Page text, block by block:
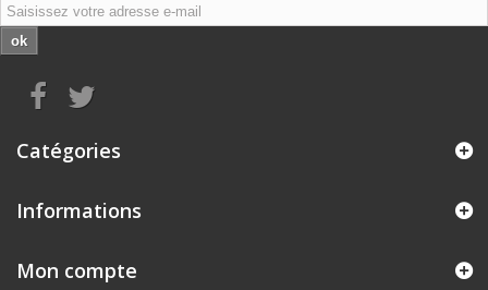
ok
Catégories
Informations
Mon compte